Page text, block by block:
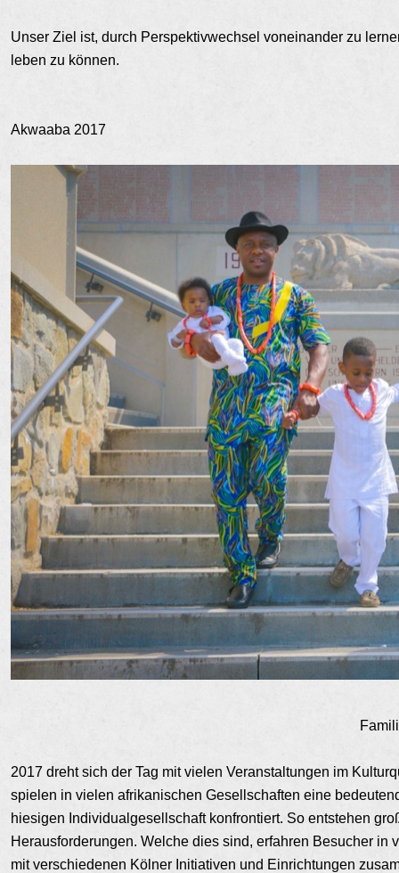
Unser Ziel ist, durch Perspektivwechsel voneinander zu
leben zu können.
Akwaaba 2017
2017 dreht sich der Tag mit vielen Veranstaltungen im
spielen in vielen afrikanischen Gesellschaften eine
hiesigen Individualgesellschaft konfrontiert. So entstehen
Herausforderungen. Welche dies sind, erfahren Besucher
mit verschiedenen Kölner Initiativen und Einrichtungen